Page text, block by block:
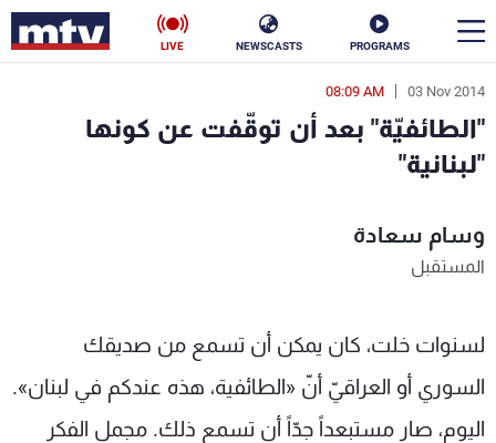
PROGRAMS
NEWSCASTS
LIVE
03 Nov 2014
08:09 AM
"الطائفيّة" بعد أن توقّفت عن كونها
"لبنانية"
وسام سعادة
المستقبل
لسنوات خلت، كان يمكن أن تسمع من صديقك
السوري أو العراقيّ أنّ «الطائفية، هذه عندكم في لبنان».
اليوم، صار مستبعداً جدّاً أن تسمع ذلك. مجمل الفكر
en
الأخبار
إقتصاد
كأس العالم